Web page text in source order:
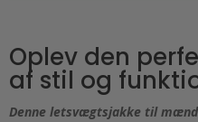
Oplev den
af stil og
Denne letsvægtsjakke til